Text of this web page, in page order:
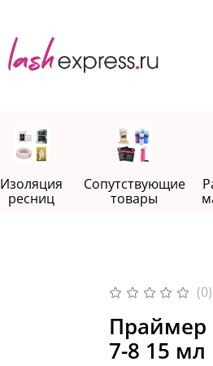
Изоляция
ресниц
Сопутствующие
товары
(0)
Праймер
7-8 15 мл